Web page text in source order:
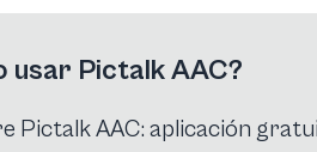
usar Pictalk AAC?
Pictalk AAC: aplicación